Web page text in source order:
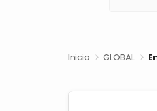
Inicio GLOBAL